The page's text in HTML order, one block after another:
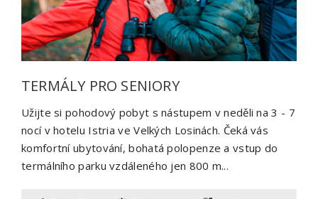
TERMÁLY PRO SENIORY
Užijte si pohodový pobyt s nástupem v neděli na 3 - 7
nocí v hotelu Istria ve Velkých Losinách. Čeká vás
komfortní ubytování, bohatá polopenze a vstup do
termálního parku vzdáleného jen 800 m...